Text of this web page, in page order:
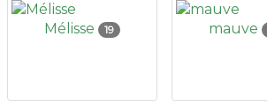
Mélisse 19 mauve